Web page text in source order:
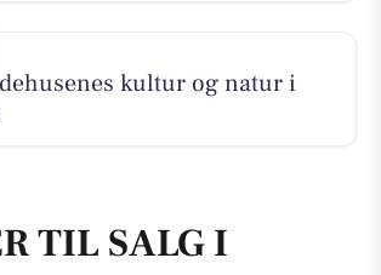
kultur og natur i
TIL SALG I